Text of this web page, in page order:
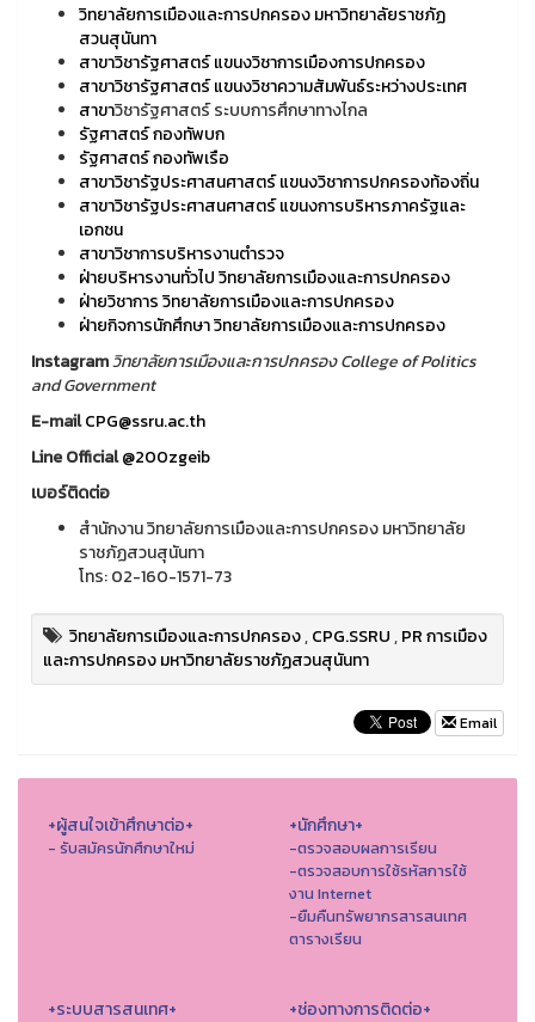
วิทยาลัยการเมืองและการปกครอง มหาวิทยาลัยราชภัฏ
สวนสุนันทา
สาขาวิชารัฐศาสตร์ แขนงวิชาการเมืองการปกครอง
สาขาวิชารัฐศาสตร์ แขนงวิชาความสัมพันธ์ระหว่างประเทศ
สาขาวิชารัฐศาสตร์ ระบบการศึกษาทางไกล
รัฐศาสตร์ กองทัพบก
รัฐศาสตร์ กองทัพเรือ
สาขาวิชารัฐประศาสนศาสตร์ แขนงวิชาการปกครองท้องถิ่น
สาขาวิชารัฐประศาสนศาสตร์ แขนงการบริหารภาครัฐและ
เอกชน
สาขาวิชาการบริหารงานตำรวจ
ฝ่ายบริหารงานทั่วไป วิทยาลัยการเมืองและการปกครอง
ฝ่ายวิชาการ วิทยาลัยการเมืองและการปกครอง
ฝ่ายกิจการนักศึกษา วิทยาลัยการเมืองและการปกครอง
Instagramวิทยาลัยการเมืองและการปกครอง College of Politics
and Government
E-mailCPG@ssru.ac.th
Line Official@200zgeib
เบอร์ติดต่อ
สำนักงาน วิทยาลัยการเมืองและการปกครอง มหาวิทยาลัย
ราชภัฏสวนสุนันทา
โทร: 02-160-1571-73
วิทยาลัยการเมืองและการปกครอง,CPG.SSRU,PR การเมือง
และการปกครอง มหาวิทยาลัยราชภัฏสวนสุนันทา
Email
+ผู้สนใจเข้าศึกษาต่อ+
- รับสมัครนักศึกษาใหม่
+นักศึกษา+
-ตรวจสอบผลการเรียน
-ตรวจสอบการใช้รหัสการใช้
งาน Internet
-ยืมคืนทรัพยากรสารสนเทศ
ตารางเรียน
+ระบบสารสนเทศ+ +ช่องทางการติดต่อ+